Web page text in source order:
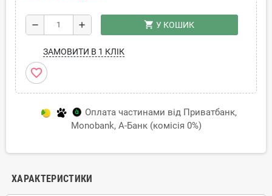
remove add shopping_cart У КОШИК
ЗАМОВИТИ В 1 КЛІК
favorite_border
Оплата частинами від Приватбанк,
Monobank, А-Банк (комісія 0%)
ХАРАКТЕРИСТИКИ